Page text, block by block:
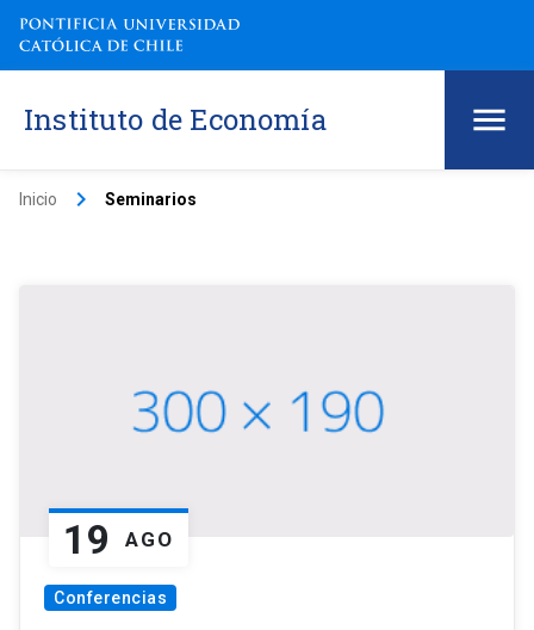
Instituto de Economía
Inicio keyboard_arrow_right Seminarios
19 AGO
Conferencias